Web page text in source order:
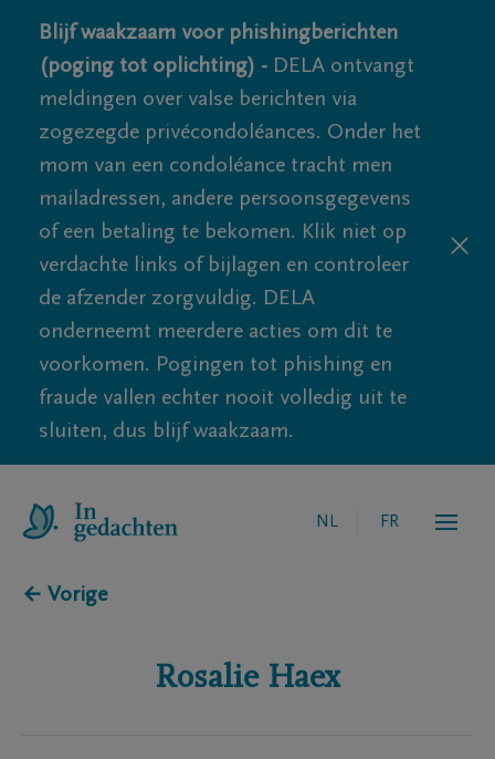
Blijf waakzaam voor phishingberichten
(poging tot oplichting) - DELA ontvangt
meldingen over valse berichten via
zogezegde privécondoléances. Onder het
mom van een condoléance tracht men
mailadressen, andere persoonsgegevens
of een betaling te bekomen. Klik niet op
verdachte links of bijlagen en controleer
de afzender zorgvuldig. DELA
onderneemt meerdere acties om dit te
voorkomen. Pogingen tot phishing en
fraude vallen echter nooit volledig uit te
sluiten, dus blijf waakzaam.
NL FR
← Vorige
Rosalie Haex